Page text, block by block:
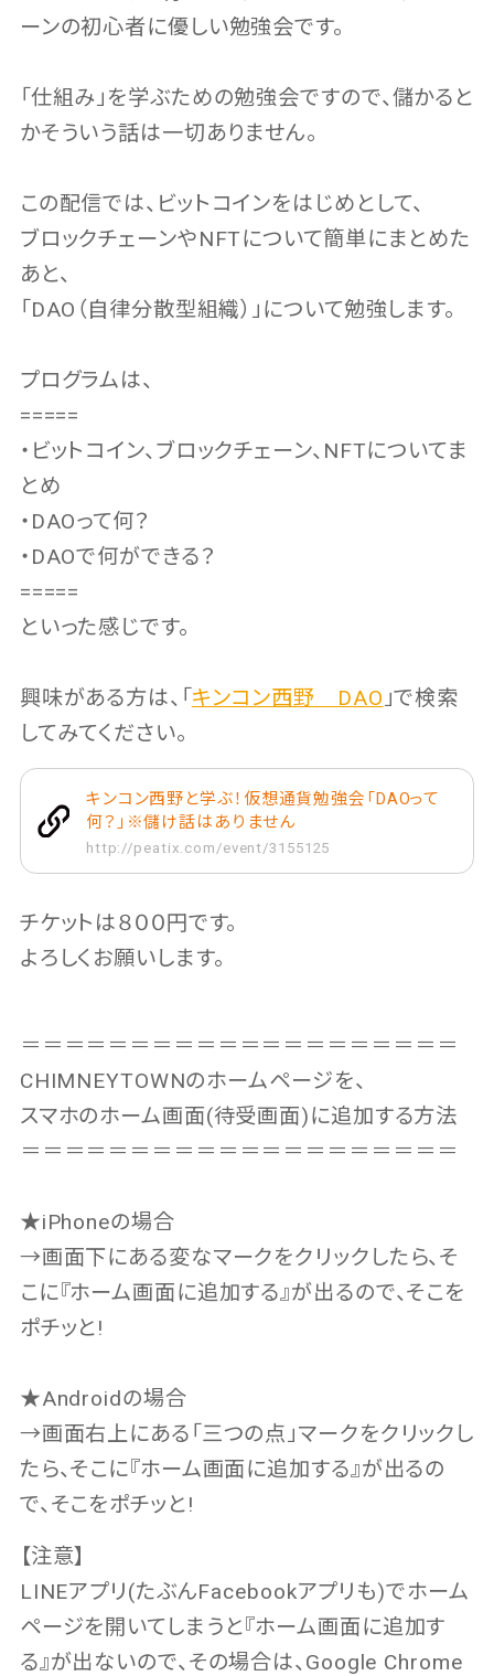
ーンの初心者に優しい勉強会です。
「仕組み」を学ぶための勉強会ですので、儲かると
かそういう話は一切ありません。
この配信では、ビットコインをはじめとして、
ブロックチェーンやNFTについて簡単にまとめた
あと、
「DAO（自律分散型組織）」について勉強します。
プログラムは、
=====
・ビットコイン、ブロックチェーン、NFTについてま
とめ
・DAOって何？
・DAOで何ができる？
=====
といった感じです。
興味がある方は、「 キンコン西野 DAO」で検索
してみてください。
キンコン西野と学ぶ！仮想通貨勉強会「DAOって
何？」※儲け話はありません
http://peatix.com/event/3155125
チケットは８００円です。
よろしくお願いします。
＝＝＝＝＝＝＝＝＝＝＝＝＝＝＝＝＝＝＝＝
CHIMNEYTOWNのホームページを、
スマホのホーム画面(待受画面)に追加する方法
＝＝＝＝＝＝＝＝＝＝＝＝＝＝＝＝＝＝＝＝
★iPhoneの場合
→画面下にある変なマークをクリックしたら、そ
こに『ホーム画面に追加する』が出るので、そこを
ポチッと!
★Androidの場合
→画面右上にある「三つの点」マークをクリックし
たら、そこに『ホーム画面に追加する』が出るの
で、そこをポチッと!
【注意】
LINEアプリ(たぶんFacebookアプリも)でホーム
ページを開いてしまうと『ホーム画面に追加す
る』が出ないので、その場合は、Google Chrome